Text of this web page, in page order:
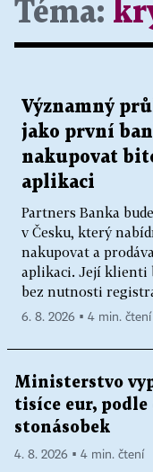
Téma:
Významný
jako první
nakupovat
aplikaci
Partners Banka
v Česku, který
nakupovat a
aplikaci. Její klienti
bez nutnosti
6. 8. 2026 ▪ 4 min. čtení
Ministerstvo
tisíce eur, podle
stonásobek
4. 8. 2026 ▪ 4 min. čtení